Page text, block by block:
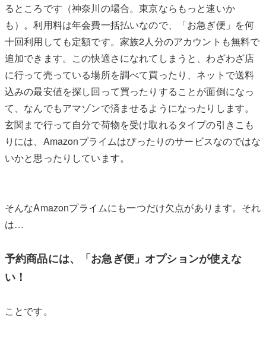
るところです（神奈川の場合。東京ならもっと速いか
も）。利用料は年会費一括払いなので、「お急ぎ便」を何
十回利用しても定額です。家族2人分のアカウントも無料で
追加できます。この快適さになれてしまうと、わざわざ店
に行って売っている場所を調べて買ったり、ネットで送料
込みの最安値を探し回って買ったりすることが面倒になっ
て、なんでもアマゾンで済ませるようになったりします。
玄関まで行って自分で荷物を受け取れるタイプの引きこも
りには、Amazonプライムはぴったりのサービスなのではな
いかと思ったりしています。
そんなAmazonプライムにも一つだけ欠点があります。それ
は…
予約商品には、「お急ぎ便」オプションが使えな
い！
ことです。